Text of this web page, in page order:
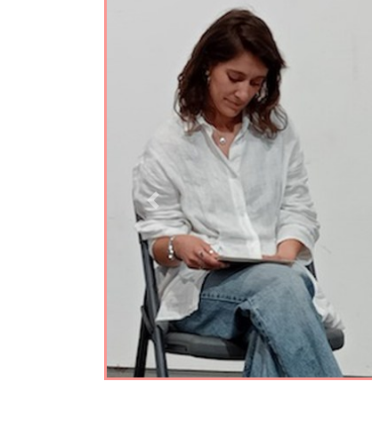
«Itzulpena: ezinean,
ekinean», Literaturia
2026
Aurrekoa